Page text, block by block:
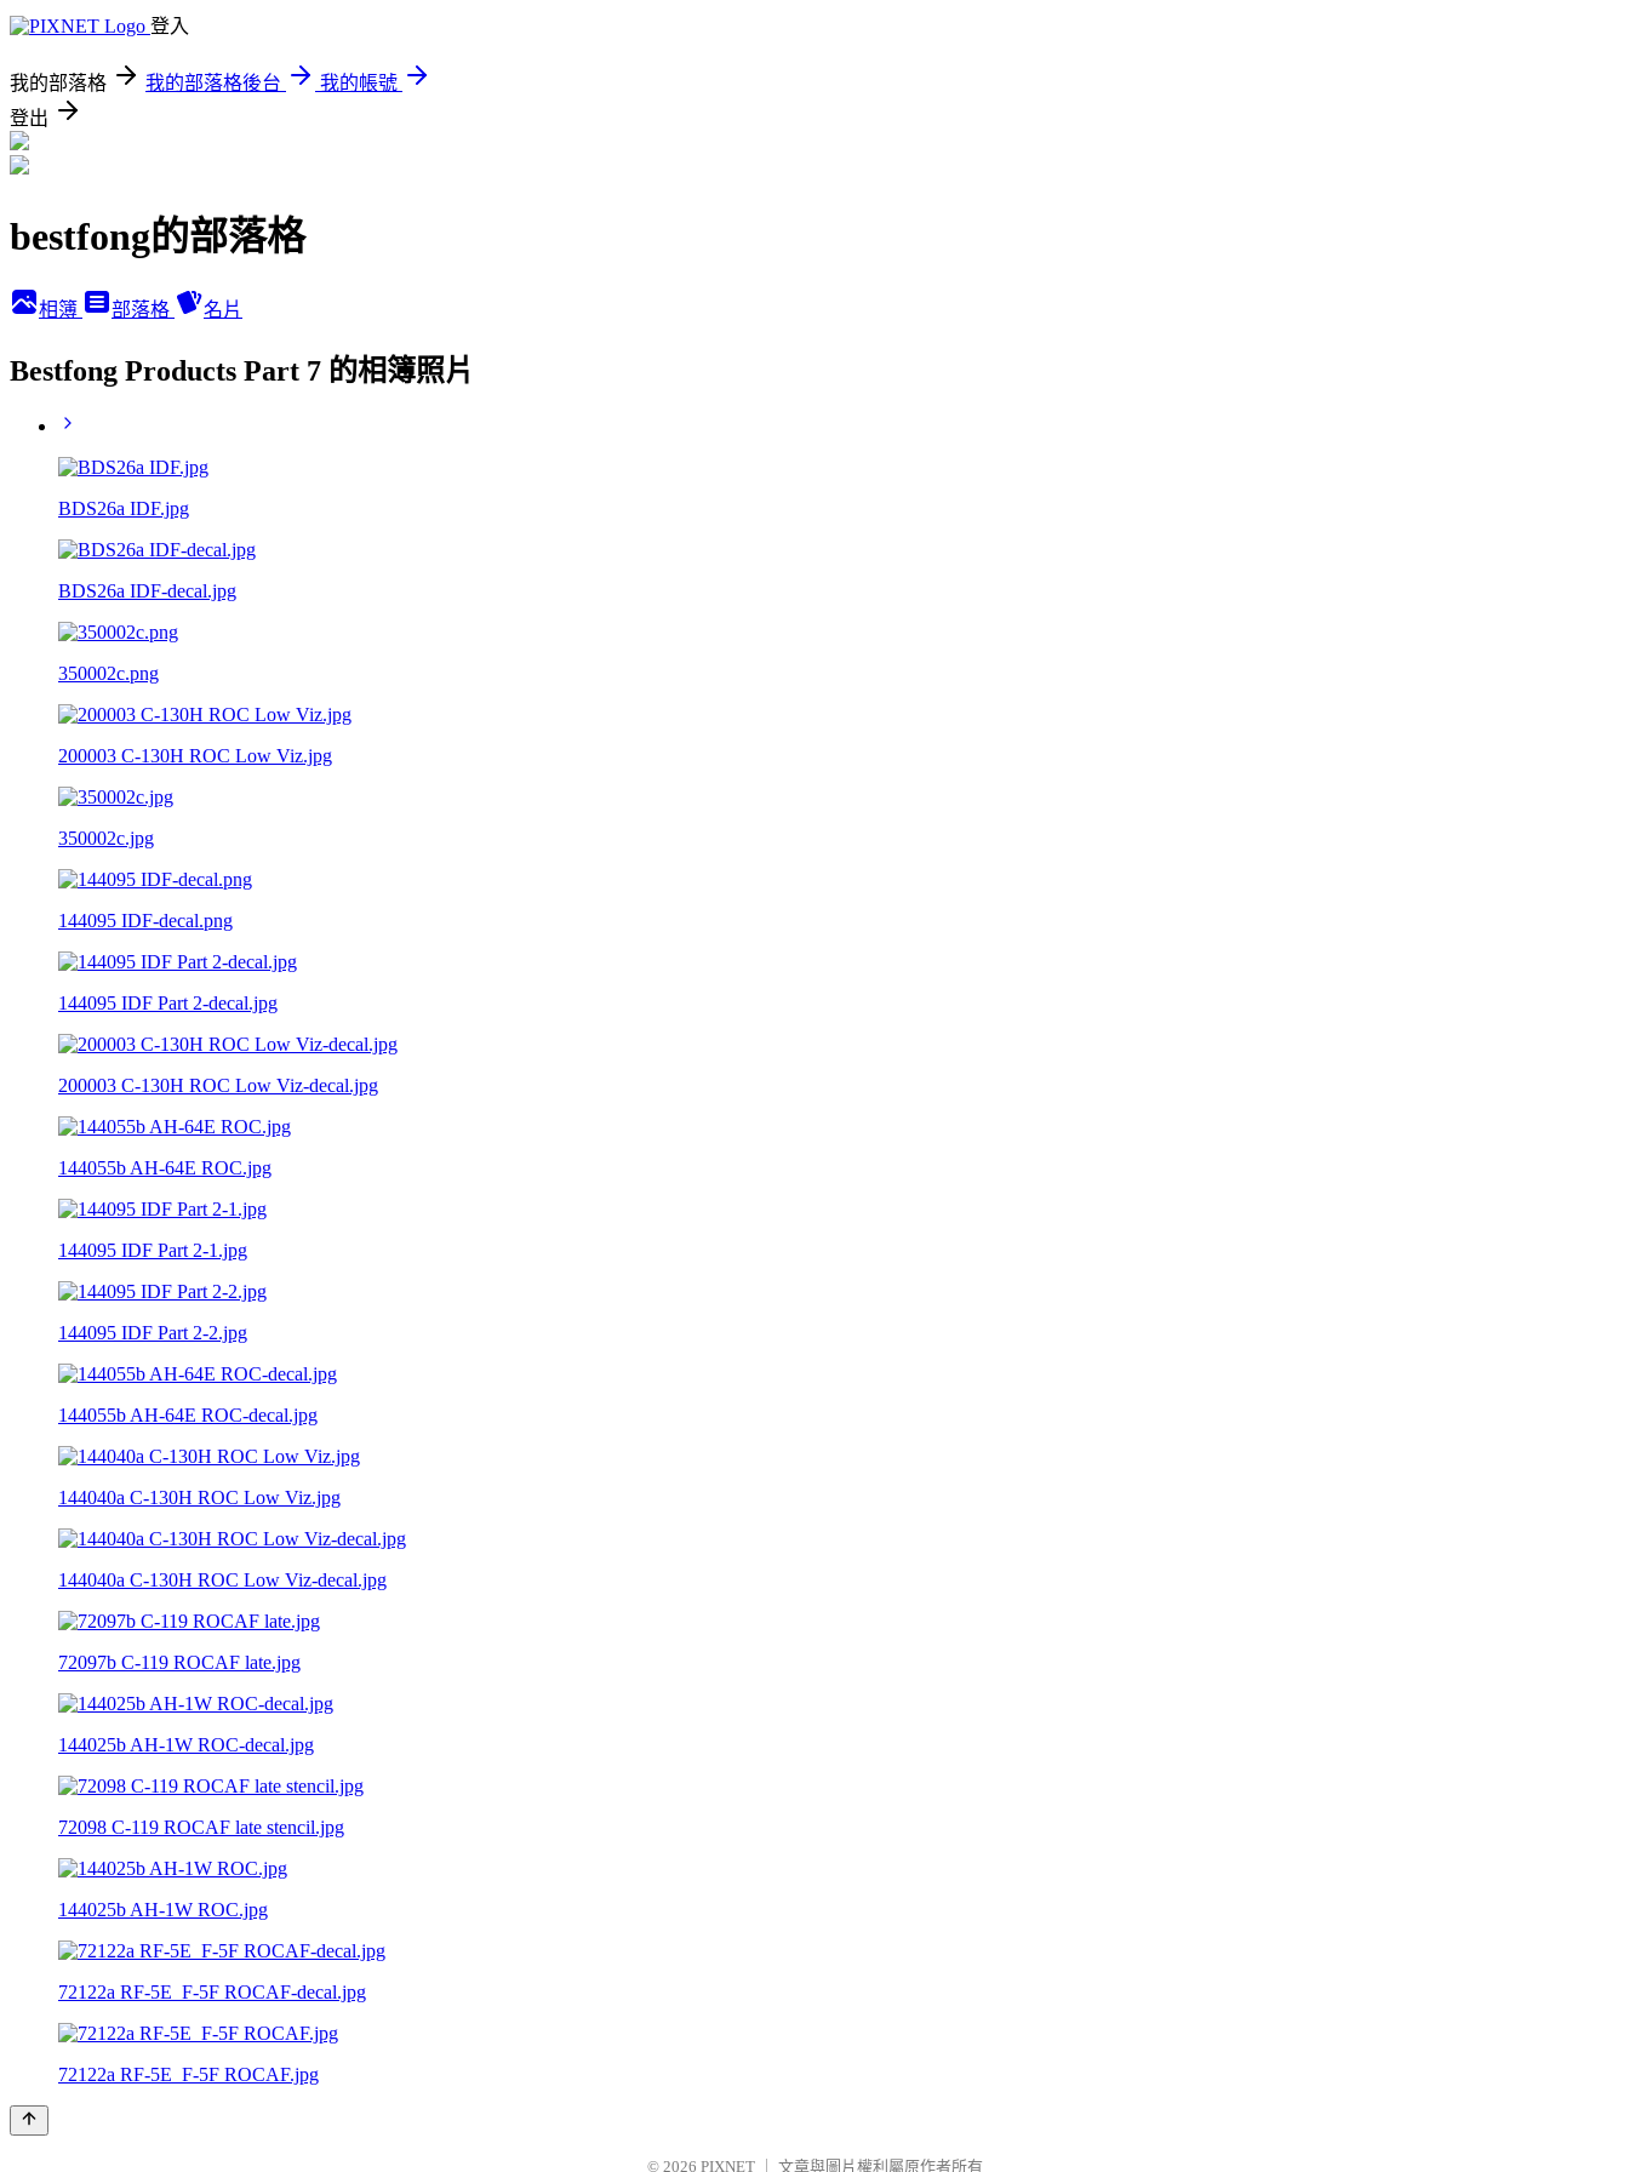
登入
我的部落格 我的部落格後台
我的帳號
登出
bestfong的部落格
相簿 部落格 名片
Bestfong Products Part 7 的相簿照片
BDS26a IDF.jpg
BDS26a IDF-decal.jpg
350002c.png
200003 C-130H ROC Low Viz.jpg
350002c.jpg
144095 IDF-decal.png
144095 IDF Part 2-decal.jpg
200003 C-130H ROC Low Viz-decal.jpg
144055b AH-64E ROC.jpg
144095 IDF Part 2-1.jpg
144095 IDF Part 2-2.jpg
144055b AH-64E ROC-decal.jpg
144040a C-130H ROC Low Viz.jpg
144040a C-130H ROC Low Viz-decal.jpg
72097b C-119 ROCAF late.jpg
144025b AH-1W ROC-decal.jpg
72098 C-119 ROCAF late stencil.jpg
144025b AH-1W ROC.jpg
72122a RF-5E_F-5F ROCAF-decal.jpg
72122a RF-5E_F-5F ROCAF.jpg
© 2026 PIXNET 文章與圖片權利屬原作者所有